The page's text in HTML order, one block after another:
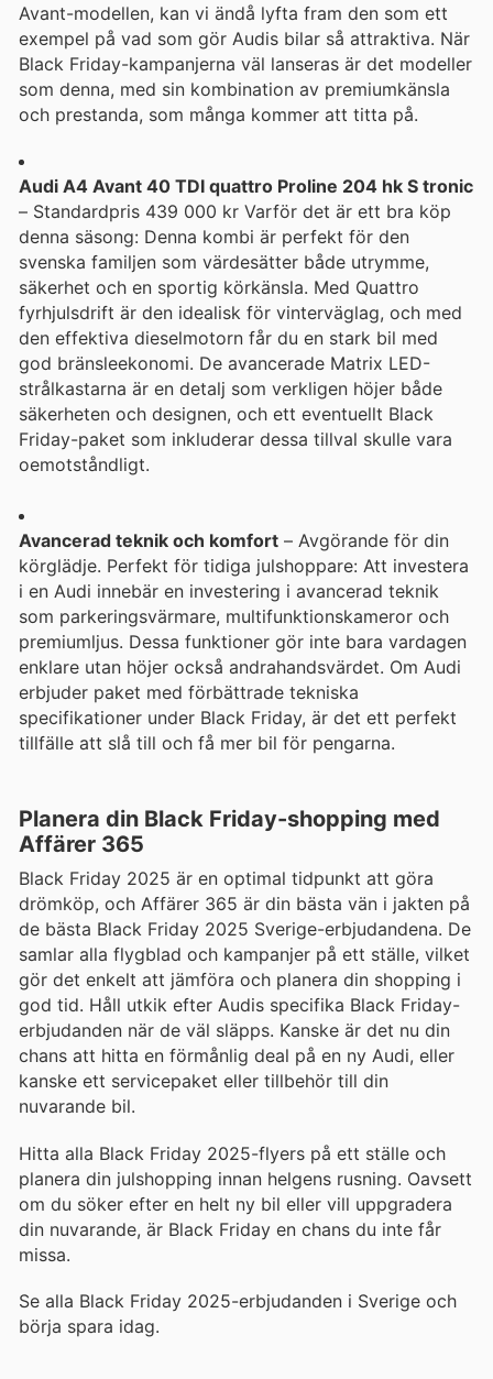
Avant-modellen, kan vi ändå lyfta fram den som ett
exempel på vad som gör Audis bilar så attraktiva. När
Black Friday-kampanjerna väl lanseras är det modeller
som denna, med sin kombination av premiumkänsla
och prestanda, som många kommer att titta på.
Audi A4 Avant 40 TDI quattro Proline 204 hk S tronic
– Standardpris 439 000 kr Varför det är ett bra köp
denna säsong: Denna kombi är perfekt för den
svenska familjen som värdesätter både utrymme,
säkerhet och en sportig körkänsla. Med Quattro
fyrhjulsdrift är den idealisk för vinterväglag, och med
den effektiva dieselmotorn får du en stark bil med
god bränsleekonomi. De avancerade Matrix LED-
strålkastarna är en detalj som verkligen höjer både
säkerheten och designen, och ett eventuellt Black
Friday-paket som inkluderar dessa tillval skulle vara
oemotståndligt.
Avancerad teknik och komfort – Avgörande för din
körglädje. Perfekt för tidiga julshoppare: Att investera
i en Audi innebär en investering i avancerad teknik
som parkeringsvärmare, multifunktionskameror och
premiumljus. Dessa funktioner gör inte bara vardagen
enklare utan höjer också andrahandsvärdet. Om Audi
erbjuder paket med förbättrade tekniska
specifikationer under Black Friday, är det ett perfekt
tillfälle att slå till och få mer bil för pengarna.
Planera din Black Friday-shopping med
Affärer 365
Black Friday 2025 är en optimal tidpunkt att göra
drömköp, och Affärer 365 är din bästa vän i jakten på
de bästa Black Friday 2025 Sverige-erbjudandena. De
samlar alla flygblad och kampanjer på ett ställe, vilket
gör det enkelt att jämföra och planera din shopping i
god tid. Håll utkik efter Audis specifika Black Friday-
erbjudanden när de väl släpps. Kanske är det nu din
chans att hitta en förmånlig deal på en ny Audi, eller
kanske ett servicepaket eller tillbehör till din
nuvarande bil.
Hitta alla Black Friday 2025-flyers på ett ställe och
planera din julshopping innan helgens rusning. Oavsett
om du söker efter en helt ny bil eller vill uppgradera
din nuvarande, är Black Friday en chans du inte får
missa.
Se alla Black Friday 2025-erbjudanden i Sverige och
börja spara idag.